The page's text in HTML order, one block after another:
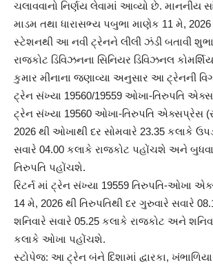
ચલાવવાનો નિર્ણય લેવામાં આવ્યો છે. માનનીય
માડમ તથા ધારાસભ્ય પબુભા માણેક 11 મે,
સ્ટેશનથી આ નવી ટ્રેનને લીલી ઝંડી બતાવી
રાજકોટ ડિવિઝનના સિનિયર ડિવિઝનલ
કુમાર મીનાના જણાવ્યા અનુસાર આ ટ્રેનની
ટ્રેન સંખ્યા 19560/19559 ઓખા-તિરુપતિ
ટ્રેન સંખ્યા 19560 ઓખા-તિરુપતિ એક્સપ્રેસ
2026 થી ઓખાથી દર સોમવારે 23.35 કલાકે
સવારે 04.00 કલાકે રાજકોટ પહોંચશે અને
તિરુપતિ પહોંચશે.
રિટર્ન માં ટ્રેન સંખ્યા 19559 તિરુપતિ-ઓખા
14 મે, 2026 થી તિરુપતિથી દર ગુરુવારે સવારે
શનિવારે સવારે 05.25 કલાકે રાજકોટ અને
કલાકે ઓખા પહોંચશે.
સ્ટોપેજ: આ ટ્રેન બંને દિશામાં દ્વારકા,